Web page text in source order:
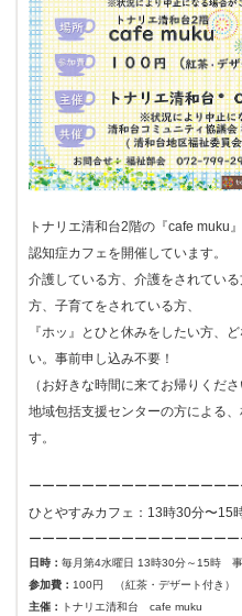
トナリエ清和台2階の『cafe muku
認知症カフェを開催しています。
介護している方、介護をされてい
方、子育てをされている方、
『ホッ』とひと休みをしたい方、
い。事前申し込み不要！
（お好きな時間に来てお帰りくださ
地域包括支援センターの方による
す。
ーーーーーーーーーーーーーーー
ひとやすみカフェ：13時30分〜15
ーーーーーーーーーーーーーーー
日時： 毎月第4水曜日 13時30分～15時
参加費： 100円 （紅茶・デザート付き）
主催：
トナリエ清和台 cafe muku